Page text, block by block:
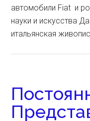
автомобили Fiat и
науки и искусства
итальянская